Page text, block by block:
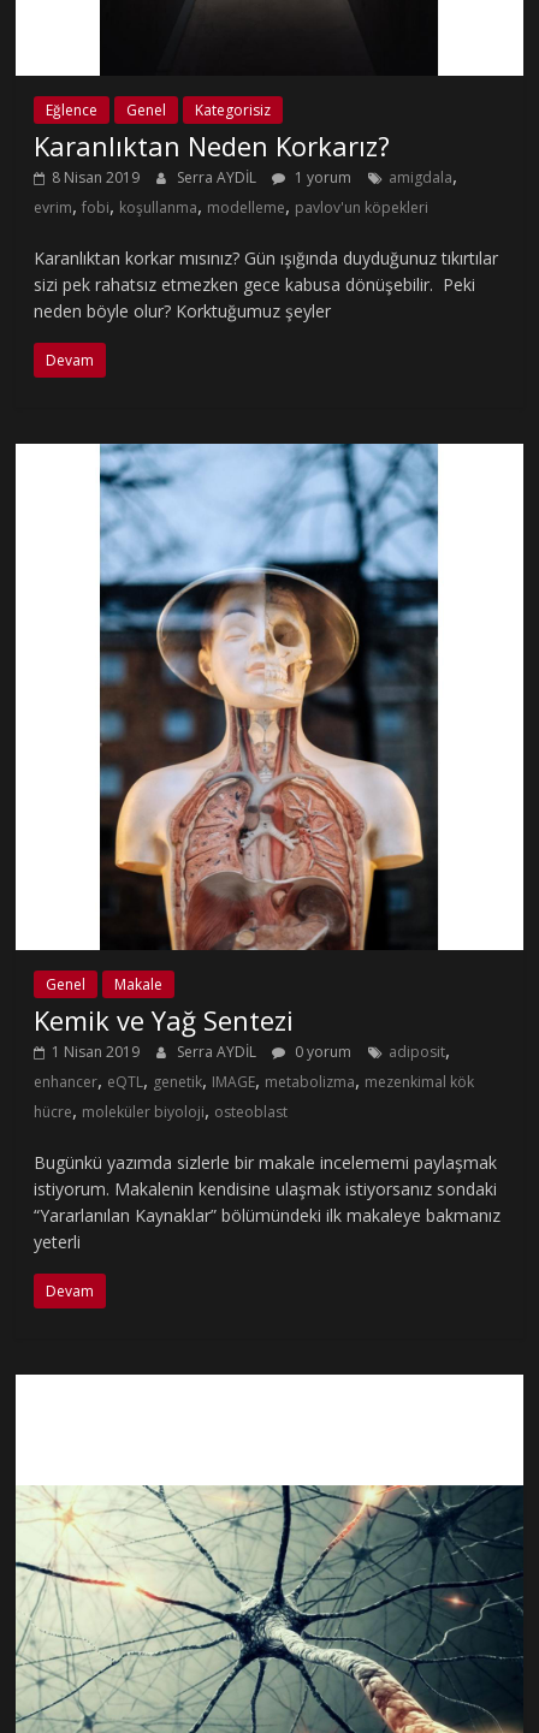
Eğlence Genel Kategorisiz
Karanlıktan Neden Korkarız?
8 Nisan 2019 Serra AYDİL 1 yorum amigdala,
evrim,fobi, koşullanma, modelleme, pavlov'un köpekleri
Karanlıktan korkar mısınız? Gün ışığında duyduğunuz tıkırtılar
sizi pek rahatsız etmezken gece kabusa dönüşebilir. Peki
neden böyle olur? Korktuğumuz şeyler
Devam
Genel Makale
Kemik ve Yağ Sentezi
1 Nisan 2019 Serra AYDİL 0 yorum adiposit,
enhancer, eQTL, genetik, IMAGE, metabolizma, mezenkimal kök
hücre, moleküler biyoloji, osteoblast
Bugünkü yazımda sizlerle bir makale incelememi paylaşmak
istiyorum. Makalenin kendisine ulaşmak istiyorsanız sondaki
“Yararlanılan Kaynaklar” bölümündeki ilk makaleye bakmanız
yeterli
Devam